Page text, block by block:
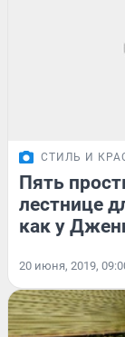
СТИЛЬ И
Пять
лестнице
как у
20 июня, 2019,